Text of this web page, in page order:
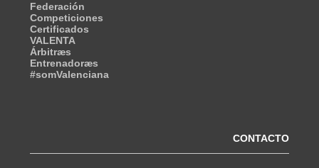
Federación
Competiciones
Certificados
VALENTA
Árbitræs
Entrenadoræs
#somValenciana
CONTACTO